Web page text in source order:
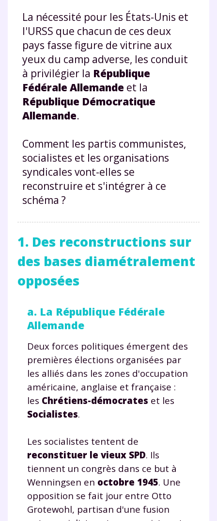
La nécessité pour les États-Unis et
l'URSS que chacun de ces deux
pays fasse figure de vitrine aux
yeux du camp adverse, les conduit
à privilégier la République
Fédérale Allemande et la
République Démocratique
Allemande.
Comment les partis communistes,
socialistes et les organisations
syndicales vont-elles se
reconstruire et s'intégrer à ce
schéma ?
1. Des reconstructions sur
des bases diamétralement
opposées
a. La République Fédérale
Allemande
Deux forces politiques émergent des
premières élections organisées par
les alliés dans les zones d'occupation
américaine, anglaise et française :
les Chrétiens-démocrates et les
Socialistes.
Les socialistes tentent de
reconstituer le vieux SPD. Ils
tiennent un congrès dans ce but à
Wenningsen en octobre 1945. Une
opposition se fait jour entre Otto
Grotewohl, partisan d'une fusion